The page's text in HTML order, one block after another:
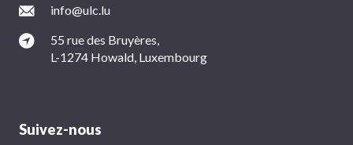
info@ulc.lu
55 rue des Bruyères,
L-1274 Howald, Luxembourg
Suivez-nous